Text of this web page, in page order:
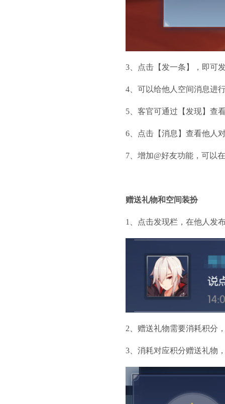
3、点击【发一条】，即可
4、可以给他人空间消息进
5、客官可通过【发现】查
6、点击【消息】查看他人
7、增加@好友功能，可以
赠送礼物和空间装扮
1、点击发现栏，在他人发
2、赠送礼物需要消耗积分
3、消耗对应积分赠送礼物